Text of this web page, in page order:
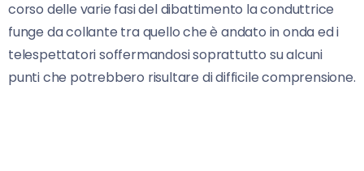
corso delle varie fasi del dibattimento la conduttrice
funge da collante tra quello che è andato in onda ed i
telespettatori soffermandosi soprattutto su alcuni
punti che potrebbero risultare di difficile comprensione.